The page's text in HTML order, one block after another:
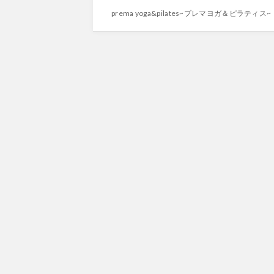
prema yoga&pilates~プレマヨガ＆ピラティス